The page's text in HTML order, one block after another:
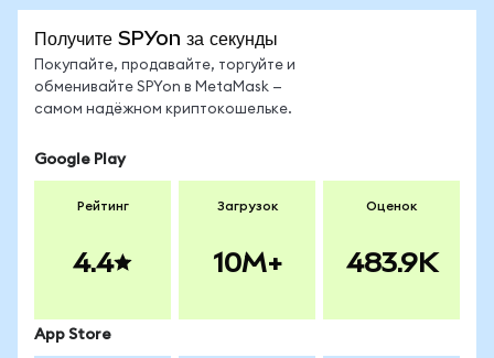
Получите SPYon за секунды
Покупайте, продавайте, торгуйте и
обменивайте SPYon в MetaMask —
самом надёжном криптокошельке.
Google Play
Рейтинг
4.4
Загрузок
10M+
Оценок
483.9K
App Store